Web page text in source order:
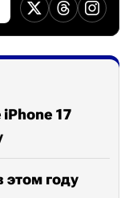
17
этом году